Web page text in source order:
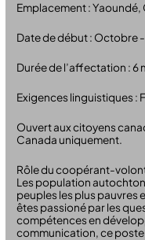
Emplacement : Yaoundé,
Date de début : Octobre
Durée de l’affectation :
Exigences linguistiques :
Ouvert aux citoyens
Canada uniquement.
Rôle du coopérant-
Les population
peuples les plus pauvres
êtes passioné par les
compétences en
communication, ce